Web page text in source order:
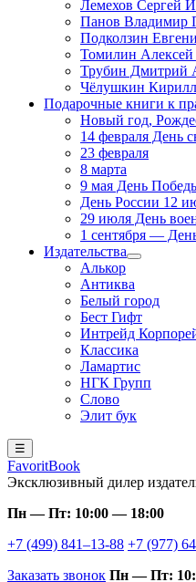
Лемехов Сергей
Панов Владимир
Подколзин
Томилин Алексей
Трубин Дмитрий
Чёлушкин
Подарочные книги к
Новый год,
14 февраля День
23 февраля
8 марта
9 мая День
День России 12
29 июля День
1 сентября —
Издательства
Алькор
Антиква
Белый город
Бест Гифт
Интрейд
Классика
Ламартис
НГК Групп
Слово
Элит бук
☰
FavoritBook
Эксклюзивный дилер
Пн — Пт: 10:00 — 18:00
+7 (499) 841–13-88 +7 (977)
Заказать звонок Пн — Пт: